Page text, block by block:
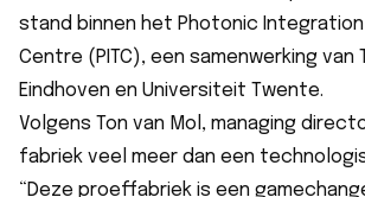
stand binnen het Photonic
Centre (PITC), een samenwerking van
Eindhoven en Universiteit Twente.
Volgens Ton van Mol, managing
fabriek veel meer dan een
“Deze proeffabriek is een